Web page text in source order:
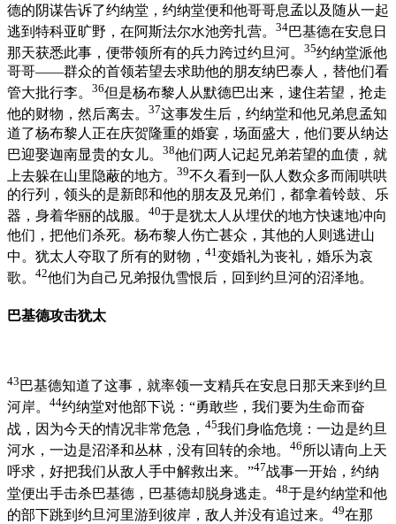
德的阴谋告诉了约纳堂，约纳堂便和他哥哥息孟以及随从一起
逃到特科亚旷野，在阿斯法尔水池旁扎营。 34巴基德在安息日
那天获悉此事，便带领所有的兵力跨过约旦河。 35约纳堂派他
哥哥——群众的首领若望去求助他的朋友纳巴泰人，替他们看
管大批行李。 36但是杨布黎人从默德巴出来，逮住若望，抢走
他的财物，然后离去。 37这事发生后，约纳堂和他兄弟息孟知
道了杨布黎人正在庆贺隆重的婚宴，场面盛大，他们要从纳达
巴迎娶迦南显贵的女儿。 38他们两人记起兄弟若望的血债，就
上去躲在山里隐蔽的地方。 39不久看到一队人数众多而闹哄哄
的行列，领头的是新郎和他的朋友及兄弟们，都拿着铃鼓、乐
器，身着华丽的战服。 40于是犹太人从埋伏的地方快速地冲向
他们，把他们杀死。杨布黎人伤亡甚众，其他的人则逃进山
中。犹太人夺取了所有的财物， 41 变婚礼为丧礼，婚乐为哀
歌。 42他们为自己兄弟报仇雪恨后，回到约旦河的沼泽地。
巴基德攻击犹太
43 巴基德知道了这事，就率领一支精兵在安息日那天来到约旦
河岸。 44约纳堂对他部下说：“勇敢些，我们要为生命而奋
战，因为今天的情况非常危急， 45我们身临危境：一边是约旦
河水，一边是沼泽和丛林，没有回转的余地。 46 所以请向上天
呼求，好把我们从敌人手中解救出来。”47战事一开始，约纳
堂便出手击杀巴基德，巴基德却脱身逃走。 48于是约纳堂和他
的部下跳到约旦河里游到彼岸，敌人并没有追过来。 49在那